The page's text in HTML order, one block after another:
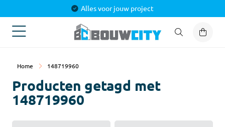
Alles voor jouw project
Home 148719960
Producten getagd met
148719960